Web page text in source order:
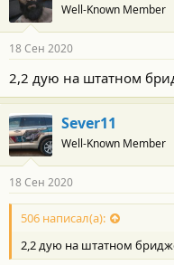
Well-Known Member
18 Сен 2020
2,2 дую на штатном
Sever11
Well-Known Member
18 Сен 2020
506 написал(а):
2,2 дую на штатном